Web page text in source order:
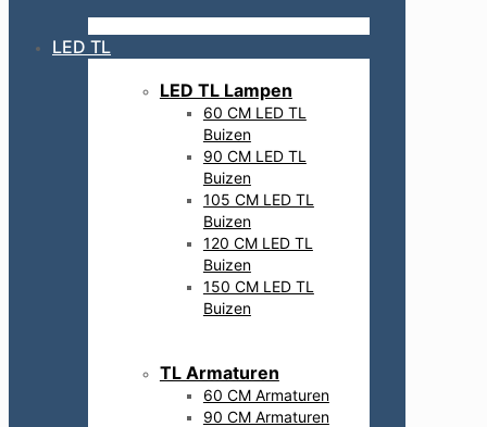
LED TL
LED TL Lampen
60 CM LED TL
Buizen
90 CM LED TL
Buizen
105 CM LED TL
Buizen
120 CM LED TL
Buizen
150 CM LED TL
Buizen
TL Armaturen
60 CM Armaturen
90 CM Armaturen